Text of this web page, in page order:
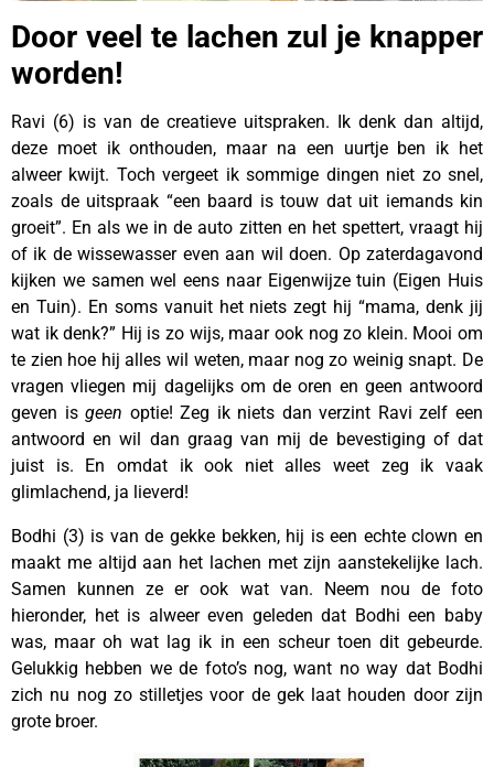
Door veel te lachen zul je knapper
worden!
Ravi (6) is van de creatieve uitspraken. Ik denk dan altijd,
deze moet ik onthouden, maar na een uurtje ben ik het
alweer kwijt. Toch vergeet ik sommige dingen niet zo snel,
zoals de uitspraak “een baard is touw dat uit iemands kin
groeit”. En als we in de auto zitten en het spettert, vraagt hij
of ik de wissewasser even aan wil doen. Op zaterdagavond
kijken we samen wel eens naar Eigenwijze tuin (Eigen Huis
en Tuin). En soms vanuit het niets zegt hij “mama, denk jij
wat ik denk?” Hij is zo wijs, maar ook nog zo klein. Mooi om
te zien hoe hij alles wil weten, maar nog zo weinig snapt. De
vragen vliegen mij dagelijks om de oren en geen antwoord
geven isgeen optie! Zeg ik niets dan verzint Ravi zelf een
antwoord en wil dan graag van mij de bevestiging of dat
juist is. En omdat ik ook niet alles weet zeg ik vaak
glimlachend, ja lieverd!
Bodhi (3) is van de gekke bekken, hij is een echte clown en
maakt me altijd aan het lachen met zijn aanstekelijke lach.
Samen kunnen ze er ook wat van. Neem nou de foto
hieronder, het is alweer even geleden dat Bodhi een baby
was, maar oh wat lag ik in een scheur toen dit gebeurde.
Gelukkig hebben we de foto’s nog, want no way dat Bodhi
zich nu nog zo stilletjes voor de gek laat houden door zijn
grote broer.